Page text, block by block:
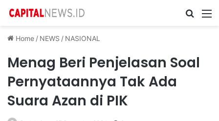
Cari ...
Home / NEWS / NASIONAL
Menag Beri Penjelasan Soal
Pernyataannya Tak Ada
Suara Azan di PIK